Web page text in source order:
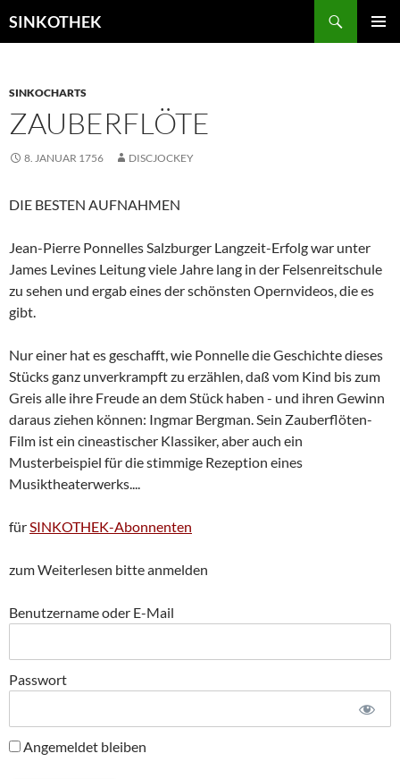
Inhalt
SINKOTHEK
SINKOCHARTS
ZAUBERFLÖTE
8. JANUAR 1756 DISCJOCKEY
DIE BESTEN AUFNAHMEN
Jean-Pierre Ponnelles Salzburger Langzeit-Erfolg war unter
James Levines Leitung viele Jahre lang in der Felsenreitschule
zu sehen und ergab eines der schönsten Opernvideos, die es
gibt.
Nur einer hat es geschafft, wie Ponnelle die Geschichte dieses
Stücks ganz unverkrampft zu erzählen, daß vom Kind bis zum
Greis alle ihre Freude an dem Stück haben - und ihren Gewinn
daraus ziehen können: Ingmar Bergman. Sein Zauberflöten-
Film ist ein cineastischer Klassiker, aber auch ein
Musterbeispiel für die stimmige Rezeption eines
Musiktheaterwerks....
fürSINKOTHEK-Abonnenten
zum Weiterlesen bitte anmelden
Benutzername oder E-Mail
Passwort
Angemeldet bleiben